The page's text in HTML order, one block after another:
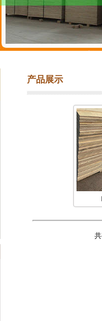
产品展示